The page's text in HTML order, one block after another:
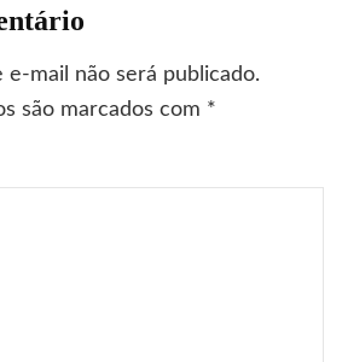
mail não será publicado.
são marcados com *